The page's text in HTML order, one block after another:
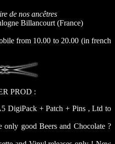
de nos ancêtres
Billancourt (France)
from 10.00 to 20.00 (in french
PROD :
DigiPack + Patch + Pins , Ltd to
good Beers and Chocolate ?